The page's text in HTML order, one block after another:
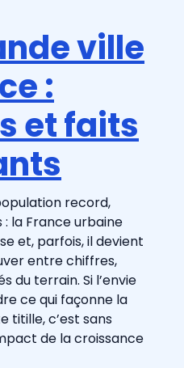
ville
:
et faits
record,
la France urbaine
et, parfois, il devient
entre chiffres,
du terrain. Si l’envie
ce qui façonne la
titille, c’est sans
de la croissance